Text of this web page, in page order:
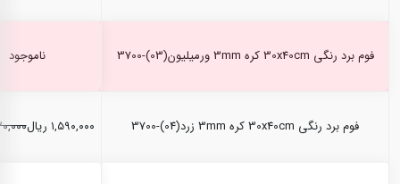
فوم برد رنگی 30x40cm کره 3mm ورمیلیون(03)-3700 ناموجود
فوم برد رنگی 30x40cm کره 3mm زرد(04)-3700 ۱,۵۹۰,۰۰۰ ریال